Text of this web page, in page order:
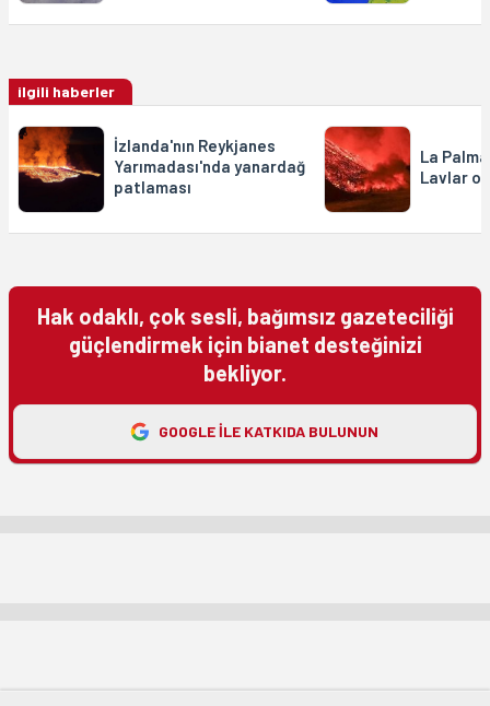
ilgili haberler
İzlanda'nın Reykjanes
Yarımadası'nda yanardağ
patlaması
La
Lavlar
Hak odaklı, çok sesli, bağımsız gazeteciliği
güçlendirmek için bianet desteğinizi
bekliyor.
GOOGLE ILE KATKIDA BULUNUN